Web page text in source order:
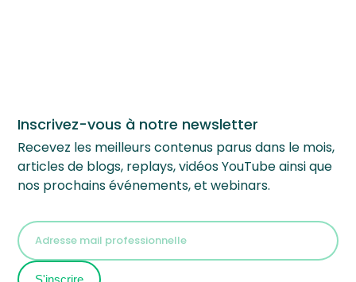
Inscrivez-vous à notre newsletter
Recevez les meilleurs contenus parus dans le mois,
articles de blogs, replays, vidéos YouTube ainsi que
nos prochains événements, et webinars.